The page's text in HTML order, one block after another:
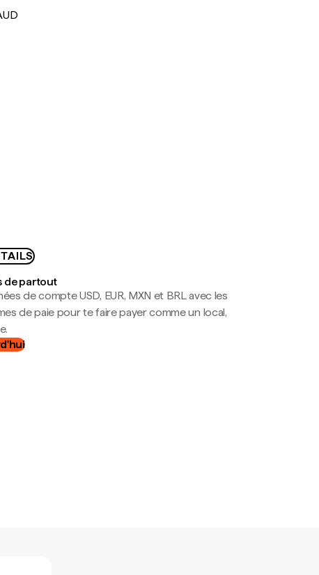
de partout
de compte USD, EUR, MXN et BRL avec les
de paie pour te faire payer comme un local,